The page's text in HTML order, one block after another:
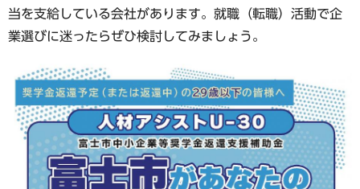
当を支給している会社があります。就職（転職）活動で企
業選びに迷ったらぜひ検討してみましょう。